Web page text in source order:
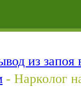
из запоя
- Нарколог